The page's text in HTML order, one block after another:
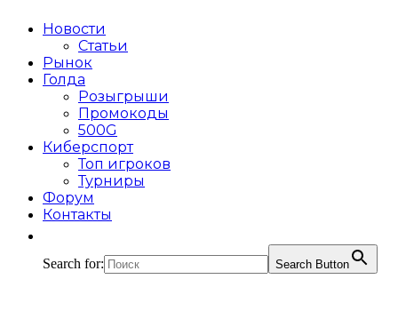
Новости
Статьи
Рынок
Голда
Розыгрыши
Промокоды
500G
Киберспорт
Топ игроков
Турниры
Форум
Контакты
Search for: Search Button